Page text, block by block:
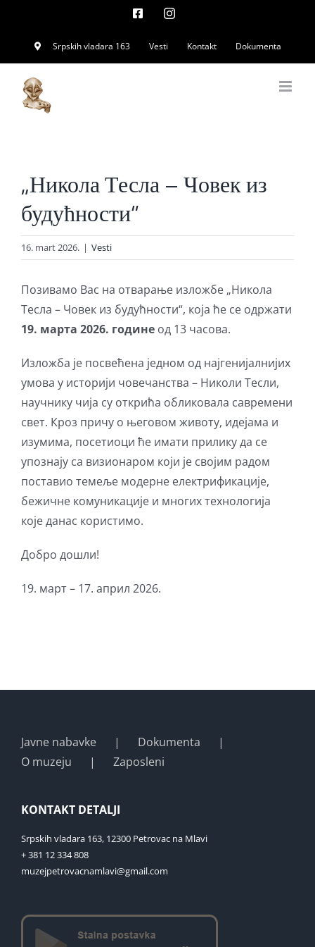
content
FacebookInstagram
Srpskih vladara 163 Vesti Kontakt Dokumenta
„Никола Тесла – Човек из
будућности“
16. mart 2026. | Vesti
Позивамо Вас на отварање изложбе „Никола
Тесла – Човек из будућности“, која ће се одржати
19. марта 2026. године од 13 часова.
Изложба је посвећена једном од најгенијалнијих
умова у историји човечанства – Николи Тесли,
научнику чија су открића обликовала савремени
свет. Кроз причу о његовом животу, идејама и
изумима, посетиоци ће имати прилику да се
упознају са визионаром који је својим радом
поставио темеље модерне електрификације,
бежичне комуникације и многих технологија
које данас користимо.
Добро дошли!
19. март – 17. април 2026.
Javne nabavke
Dokumenta
O muzeju
Zaposleni
KONTAKT DETALJI
Srpskih vladara 163, 12300 Petrovac na Mlavi
+ 381 12 334 808
muzejpetrovacnamlavi@gmail.com